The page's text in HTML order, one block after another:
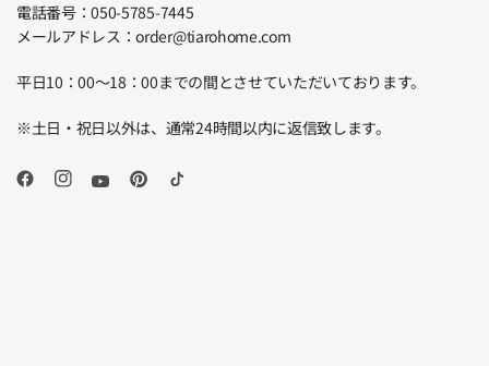
電話番号：050-5785-7445
メールアドレス：order@tiarohome.com
平日10：00～18：00までの間とさせていただいております。
※土日・祝日以外は、通常24時間以内に返信致します。